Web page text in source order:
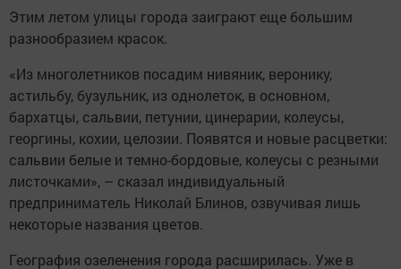
Этим летом улицы города заиграют еще большим
разнообразием красок.
«Из многолетников посадим нивяник, веронику,
астильбу, бузульник, из однолеток, в основном,
бархатцы, сальвии, петунии, цинерарии, колеусы,
георгины, кохии, целозии. Появятся и новые расцветки:
сальвии белые и темно-бордовые, колеусы с резными
листочками», – сказал индивидуальный
предприниматель Николай Блинов, озвучивая лишь
некоторые названия цветов.
География озеленения города расширилась. Уже в